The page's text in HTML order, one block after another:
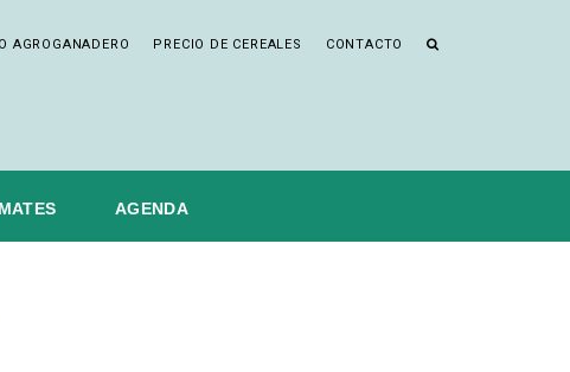
AGROGANADERO PRECIO DE CEREALES CONTACTO
AGENDA